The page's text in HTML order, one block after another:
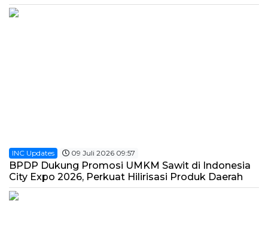
INC Updates 09 Juli 2026 09:57
BPDP Dukung Promosi UMKM Sawit di Indonesia
City Expo 2026, Perkuat Hilirisasi Produk Daerah